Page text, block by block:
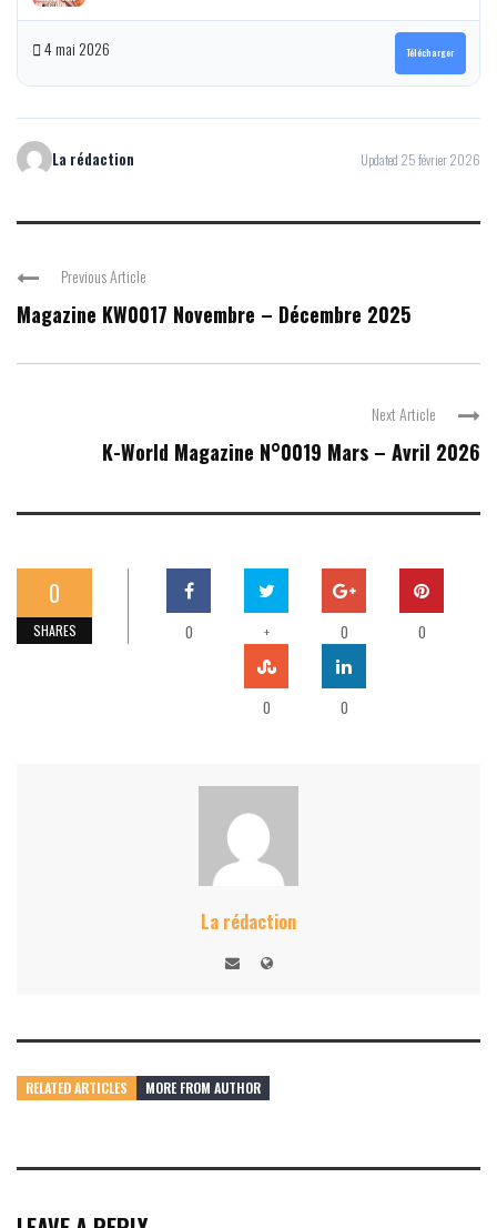
4 mai 2026 Télécharger
La rédaction Updated 25 février 2026
Previous Article
Magazine KW0017 Novembre – Décembre 2025
Next Article
K-World Magazine N°0019 Mars – Avril 2026
0
SHARES 0 + 0 0
0 0
La rédaction
RELATED ARTICLES MORE FROM AUTHOR